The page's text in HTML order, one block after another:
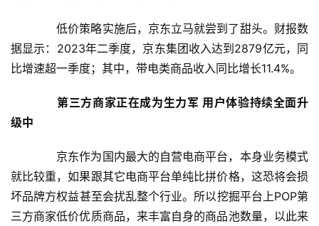
人
工
智
I
技
快
讯
低价策略实施后，京东立马就尝到了甜头。财报数
据显示：2023年二季度，京东集团收入达到2879亿元，同
比增速超一季度；其中，带电类商品收入同比增长11.4%。
第三方商家正在成为生力军 用户体验持续全面升
级中
京东作为国内最大的自营电商平台，本身业务模式
就比较重，如果跟其它电商平台单纯比拼价格，这恐将会损
坏品牌方权益甚至会扰乱整个行业。所以挖掘平台上POP第
三方商家低价优质商品，来丰富自身的商品池数量，以此来